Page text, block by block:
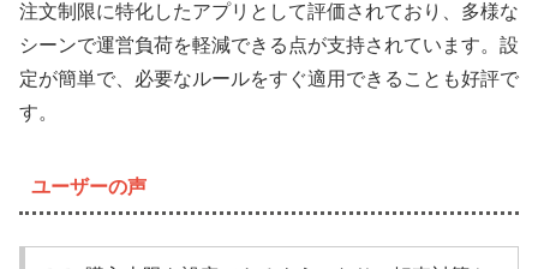
注文制限に特化したアプリとして評価されており、多様な
シーンで運営負荷を軽減できる点が支持されています。設
定が簡単で、必要なルールをすぐ適用できることも好評で
す。
ユーザーの声